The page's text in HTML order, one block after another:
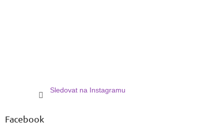
Sledovat na Instagramu
Facebook